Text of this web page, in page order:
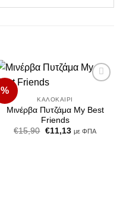
%
ΚΑΛΟΚΑΊΡΙ
Μινέρβα Πυτζάμα My Best
Friends
€15,90 Original
€11,13Ημε ΦΠΑ